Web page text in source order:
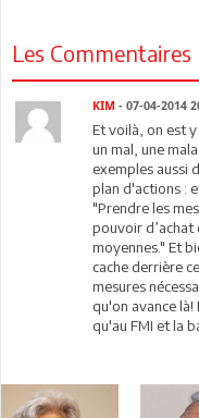
Les Commentaires
KIM - 07-04-2014
Et voilà, on est
un mal, une
exemples aussi
plan d'actions :
"Prendre les
pouvoir d’achat
moyennes." Et
cache derrière
mesures
qu'on avance là!
qu'au FMI et la